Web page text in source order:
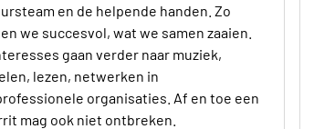
en de helpende handen. Zo
we succesvol, wat we samen zaaien.
gaan verder naar muziek,
lezen, netwerken in
organisaties. Af en toe een
mag ook niet ontbreken.